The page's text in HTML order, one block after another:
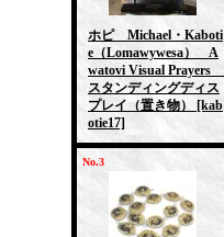
ホピ Michael・Kaboti
e（Lomawywesa） A
watovi Visual Prayers
スタンディングディス
プレイ（置き物）
[kab
otie17]
No.3